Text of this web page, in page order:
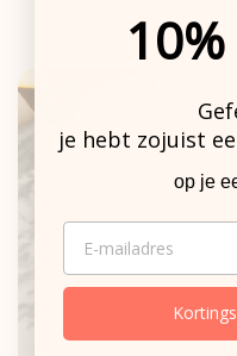
Onze matten
Gepolsterde mat
Een zachte schuimkern
terwijl de High-Grip-
gepolsterde mat goed
Kleed
je hebt zojuist
op je
EMAIL